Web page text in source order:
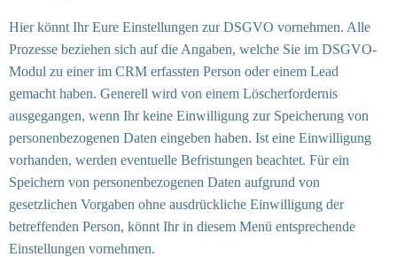
Hier könnt Ihr Eure Einstellungen zur DSGVO vornehmen. Alle
Prozesse beziehen sich auf die Angaben, welche Sie im DSGVO-
Modul zu einer im CRM erfassten Person oder einem Lead
gemacht haben. Generell wird von einem Löscherfordernis
ausgegangen, wenn Ihr keine Einwilligung zur Speicherung von
personenbezogenen Daten eingeben haben. Ist eine Einwilligung
vorhanden, werden eventuelle Befristungen beachtet. Für ein
Speichern von personenbezogenen Daten aufgrund von
gesetzlichen Vorgaben ohne ausdrückliche Einwilligung der
betreffenden Person, könnt Ihr in diesem Menü entsprechende
Einstellungen vornehmen.